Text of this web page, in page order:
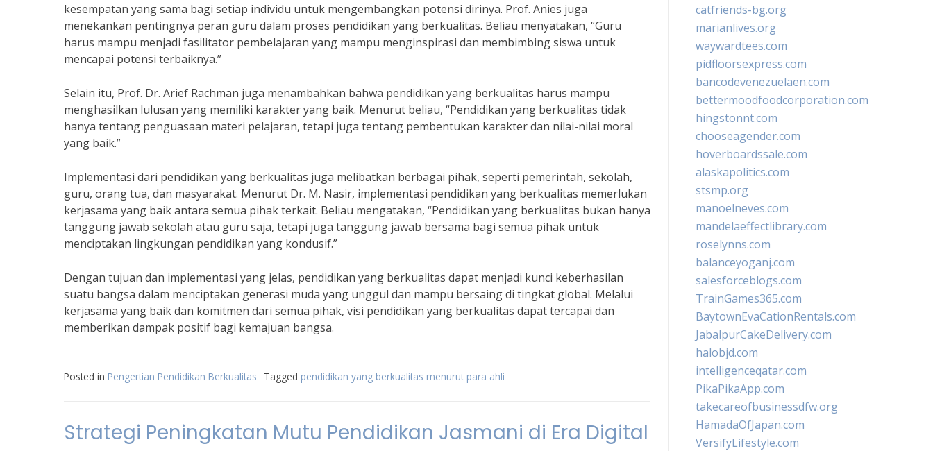
kesempatan yang sama bagi setiap individu untuk mengembangkan potensi dirinya. Prof. Anies juga
menekankan pentingnya peran guru dalam proses pendidikan yang berkualitas. Beliau menyatakan, “Guru
harus mampu menjadi fasilitator pembelajaran yang mampu menginspirasi dan membimbing siswa untuk
mencapai potensi terbaiknya.”
Selain itu, Prof. Dr. Arief Rachman juga menambahkan bahwa pendidikan yang berkualitas harus mampu
menghasilkan lulusan yang memiliki karakter yang baik. Menurut beliau, “Pendidikan yang berkualitas tidak
hanya tentang penguasaan materi pelajaran, tetapi juga tentang pembentukan karakter dan nilai-nilai moral
yang baik.”
Implementasi dari pendidikan yang berkualitas juga melibatkan berbagai pihak, seperti pemerintah, sekolah,
guru, orang tua, dan masyarakat. Menurut Dr. M. Nasir, implementasi pendidikan yang berkualitas memerlukan
kerjasama yang baik antara semua pihak terkait. Beliau mengatakan, “Pendidikan yang berkualitas bukan hanya
tanggung jawab sekolah atau guru saja, tetapi juga tanggung jawab bersama bagi semua pihak untuk
menciptakan lingkungan pendidikan yang kondusif.”
Dengan tujuan dan implementasi yang jelas, pendidikan yang berkualitas dapat menjadi kunci keberhasilan
suatu bangsa dalam menciptakan generasi muda yang unggul dan mampu bersaing di tingkat global. Melalui
kerjasama yang baik dan komitmen dari semua pihak, visi pendidikan yang berkualitas dapat tercapai dan
memberikan dampak positif bagi kemajuan bangsa.
Posted in Pengertian Pendidikan Berkualitas Tagged pendidikan yang berkualitas menurut para ahli
Strategi Peningkatan Mutu Pendidikan Jasmani di Era Digital
catfriends-bg.org
marianlives.org
waywardtees.com
pidfloorsexpress.com
bancodevenezuelaen.com
bettermoodfoodcorporation.com
hingstonnt.com
chooseagender.com
hoverboardssale.com
alaskapolitics.com
stsmp.org
manoelneves.com
mandelaeffectlibrary.com
roselynns.com
balanceyoganj.com
salesforceblogs.com
TrainGames365.com
BaytownEvaCationRentals.com
JabalpurCakeDelivery.com
halobjd.com
intelligenceqatar.com
PikaPikaApp.com
takecareofbusinessdfw.org
HamadaOfJapan.com
VersifyLifestyle.com